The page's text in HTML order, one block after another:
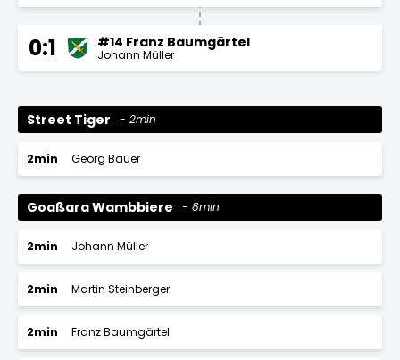
0:1 #14 Franz Baumgärtel
Johann Müller
Street Tiger 2min
2min Georg Bauer
Goaßara Wambbiere 8min
2min Johann Müller
2min Martin Steinberger
2min Franz Baumgärtel